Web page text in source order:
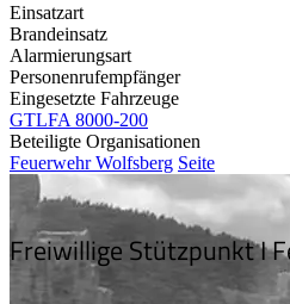
Einsatzart
Brandeinsatz
Alarmierungsart
Personenrufempfänger
Eingesetzte Fahrzeuge
GTLFA 8000-200
Beteiligte Organisationen
Feuerwehr Wolfsberg Seite
Freiwillige Stützpunkt I